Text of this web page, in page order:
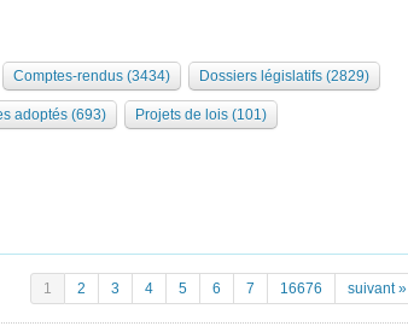
Comptes-rendus (3434) Dossiers législatifs (2829)
adoptés (693) Projets de lois (101)
1 2 3 4 5 6 7 16676 suivant »